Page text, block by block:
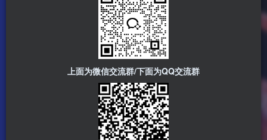
上面为微信交流群/下面为QQ交流群